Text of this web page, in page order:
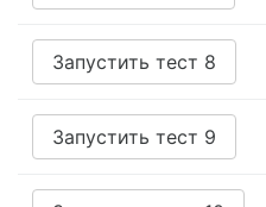
Запустить тест 8
Запустить тест 9